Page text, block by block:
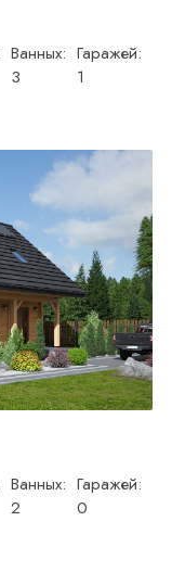
Ванных:
3
Гаражей:
1
Ванных:
2
Гаражей:
0